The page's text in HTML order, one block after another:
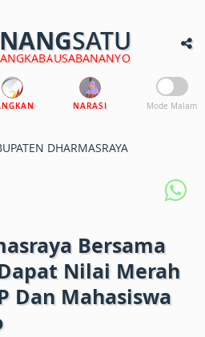
SATU
NARASI Mode Malam
DHARMASRAYA
Bersama
Nilai Merah
Dan Mahasiswa